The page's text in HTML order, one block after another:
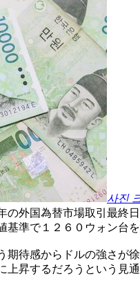
사진
外国為替市場取引最
準で１２６０ウォン台
待感からドルの強さ
昇するだろうという見通